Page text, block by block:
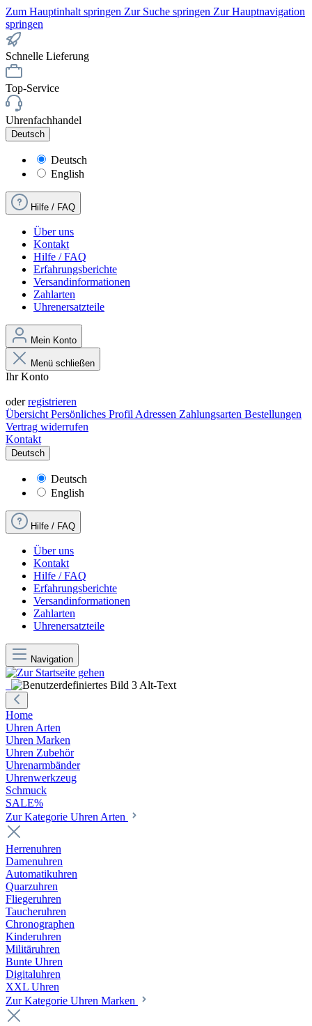
Zum Hauptinhalt springen Zur Suche springen Zur Hauptnavigation
springen
Schnelle Lieferung
Top-Service
Uhrenfachhandel
Deutsch
Deutsch
English
Hilfe / FAQ
Über uns
Kontakt
Hilfe / FAQ
Erfahrungsberichte
Versandinformationen
Zahlarten
Uhrenersatzteile
Mein Konto
Menü schließen
Ihr Konto
oderregistrieren
Übersicht Persönliches Profil Adressen Zahlungsarten Bestellungen
Vertrag widerrufen
Kontakt
Deutsch
Deutsch
English
Hilfe / FAQ
Über uns
Kontakt
Hilfe / FAQ
Erfahrungsberichte
Versandinformationen
Zahlarten
Uhrenersatzteile
Navigation
Home
Uhren Arten
Uhren Marken
Uhren Zubehör
Uhrenarmbänder
Uhrenwerkzeug
Schmuck
SALE%
Zur Kategorie Uhren Arten
Herrenuhren
Damenuhren
Automatikuhren
Quarzuhren
Fliegeruhren
Taucheruhren
Chronographen
Kinderuhren
Militäruhren
Bunte Uhren
Digitaluhren
XXL Uhren
Zur Kategorie Uhren Marken